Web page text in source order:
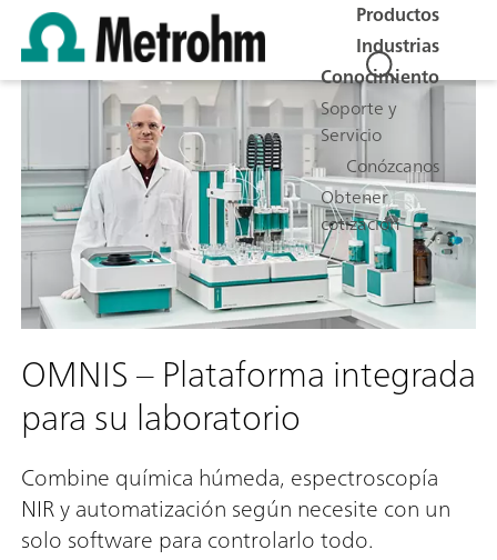
Productos
Industrias
Conocimiento
Soporte y
Servicio
Conózcanos
Obtener
cotización
OMNIS – Plataforma integrada
para su laboratorio
Combine química húmeda, espectroscopía
NIR y automatización según necesite con un
solo software para controlarlo todo.